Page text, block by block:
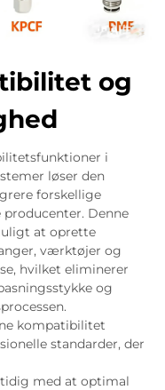
og
i
løser den
forskellige
Denne
at oprette
værktøjer og
hvilket eliminerer
og
kompatibilitet
standarder, der
med at optimal